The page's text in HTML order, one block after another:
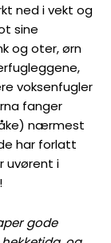
ned i vekt og
sine
og oter, ørn
voksenfugler
fanger
nærmest
har forlatt
uvørent i
gode